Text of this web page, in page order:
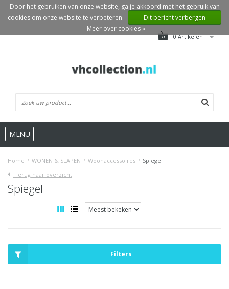
0 Artikelen
MENU
Home / WONEN & SLAPEN / Woonaccessoires / Spiegel
Terug naar overzicht
Spiegel
Filters
Door het gebruiken van onze website, ga je akkoord met het gebruik van
cookies om onze website te verbeteren.
Dit bericht verbergen
Meer over cookies »